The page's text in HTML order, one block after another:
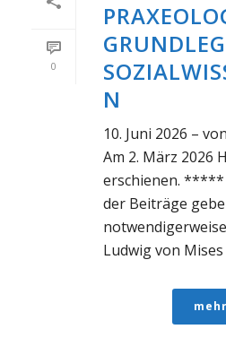
0
N
10. Juni 2026 –
Am 2. März 2026
erschienen. *****
der Beiträge
Ludwig von Mises